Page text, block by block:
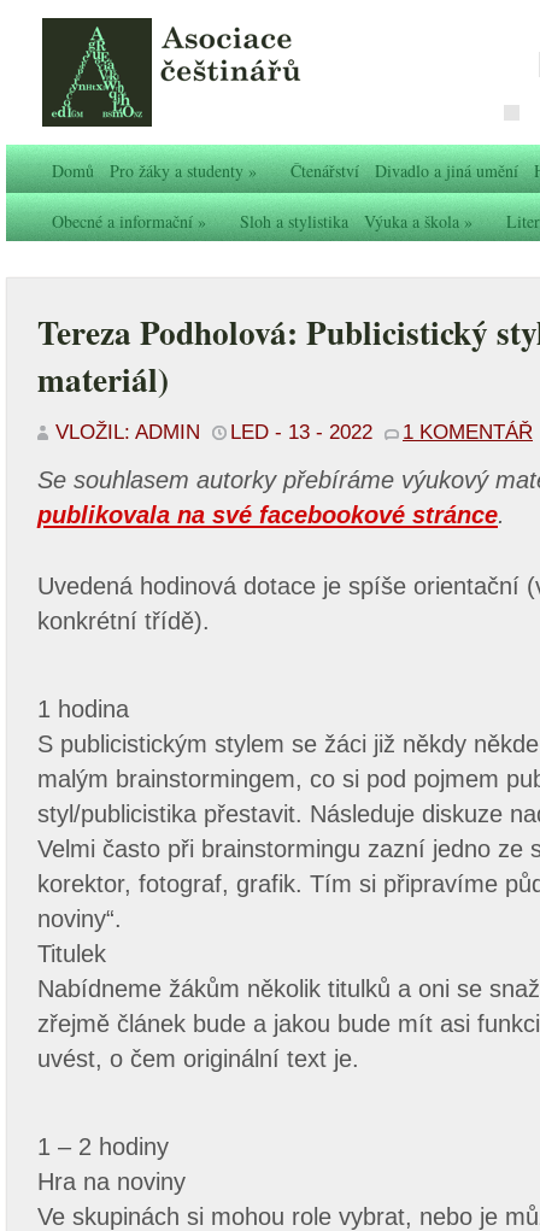
Domů Pro žáky a studenty» Čtenářství Divadlo a jiná umění
Obecné a informační» Sloh a stylistika Výuka a škola»
Tereza Podholová: Publicistický
materiál)
VLOŽIL: ADMIN LED - 13 - 2022 1 KOMENTÁŘ
Se souhlasem autorky přebíráme výukový
publikovala na své facebookové stránce.
Uvedená hodinová dotace je spíše orientační
konkrétní třídě).
1 hodina
S publicistickým stylem se žáci již někdy
malým brainstormingem, co si pod pojmem
styl/publicistika přestavit. Následuje diskuze
Velmi často při brainstormingu zazní jedno ze
korektor, fotograf, grafik. Tím si připravíme
noviny“.
Titulek
Nabídneme žákům několik titulků a oni se
zřejmě článek bude a jakou bude mít asi
uvést, o čem originální text je.
1 – 2 hodiny
Hra na noviny
Ve skupinách si mohou role vybrat, nebo je